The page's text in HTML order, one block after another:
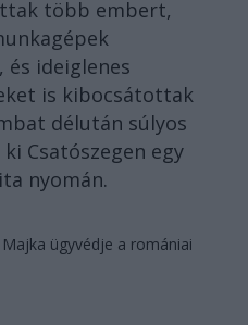
több embert,
ideiglenes
is kibocsátottak
délután súlyos
Csatószegen egy
nyomán.